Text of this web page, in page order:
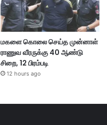
மகளை கொலை செய்த முன்னாள்
ராணுவ வீரருக்கு 40 ஆண்டு
சிறை, 12 பிரம்படி
12 hours ago